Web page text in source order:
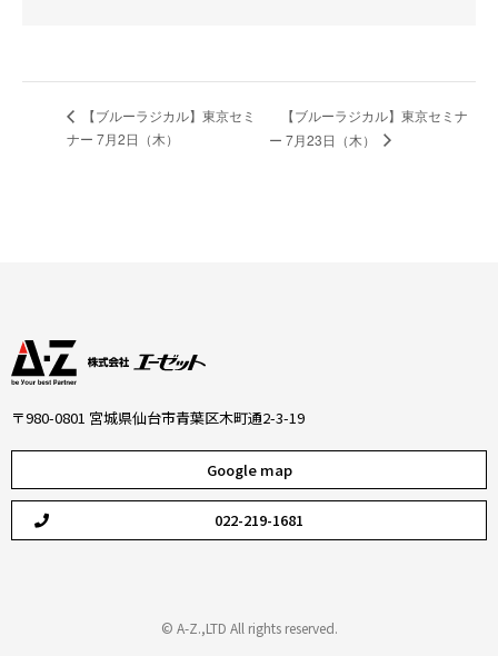
【ブルーラジカル】東京セミ
ナー 7月2日（木）
【ブルーラジカル】東京セミナ
ー 7月23日（木）
〒980-0801 宮城県仙台市青葉区木町通2-3-19
Google map
022-219-1681
© A-Z.,LTD All rights reserved.